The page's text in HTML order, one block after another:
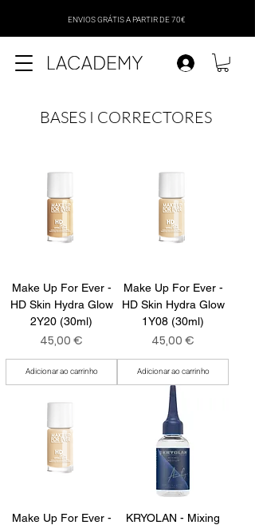
ENVIOS GRÁTIS A PARTIR DE 70€
BASES I CORRECTORES
Make Up For Ever -
HD Skin Hydra Glow
2Y20 (30ml)
Preço
45,00 €
Adicionar ao carrinho
Make Up For Ever -
HD Skin Hydra Glow
1Y08 (30ml)
Preço
45,00 €
Adicionar ao carrinho
Make Up For Ever -
KRYOLAN - Mixing